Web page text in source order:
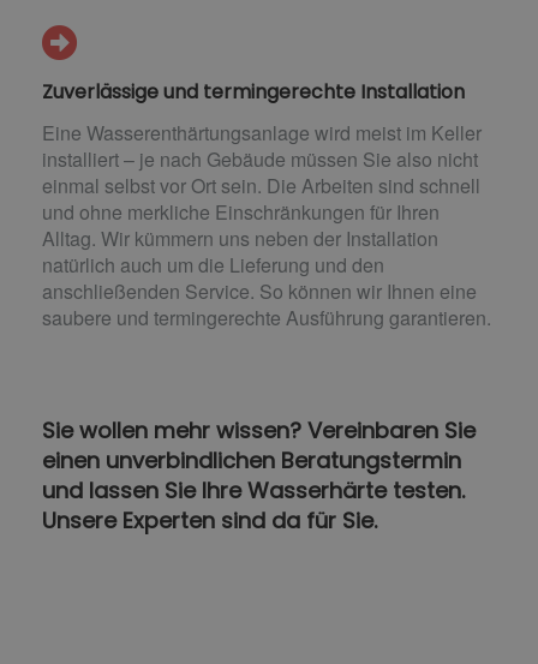
Zuverlässige und termingerechte Installation
Eine Wasserenthärtungsanlage wird meist im Keller
installiert – je nach Gebäude müssen Sie also nicht
einmal selbst vor Ort sein. Die Arbeiten sind schnell
und ohne merkliche Einschränkungen für Ihren
Alltag. Wir kümmern uns neben der Installation
natürlich auch um die Lieferung und den
anschließenden Service. So können wir Ihnen eine
saubere und termingerechte Ausführung garantieren.
Sie wollen mehr wissen? Vereinbaren Sie
einen unverbindlichen Beratungstermin
und lassen Sie Ihre Wasserhärte testen.
Unsere Experten sind da für Sie.